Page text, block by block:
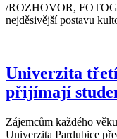
/ROZHOVOR,
nejděsivější postavu
Univerzita
přijímají
Zájemcům každého
Univerzita Pardubice